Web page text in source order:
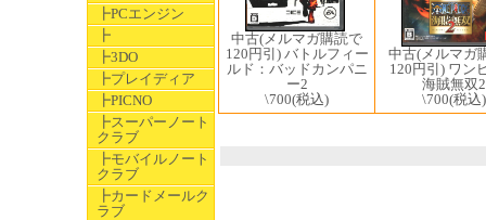
┣PCエンジン
┣
┣3DO
┣プレイディア
┣PICNO
┣スーパーノート
クラブ
┣モバイルノート
クラブ
┣カードメールク
ラブ
中古(メルマガ購読で
120円引) バトルフィー
ルド：バッドカンパニ
ー2
\700(税込)
中古(メルマガ
120円引) ワン
海賊無双2
\700(税込)